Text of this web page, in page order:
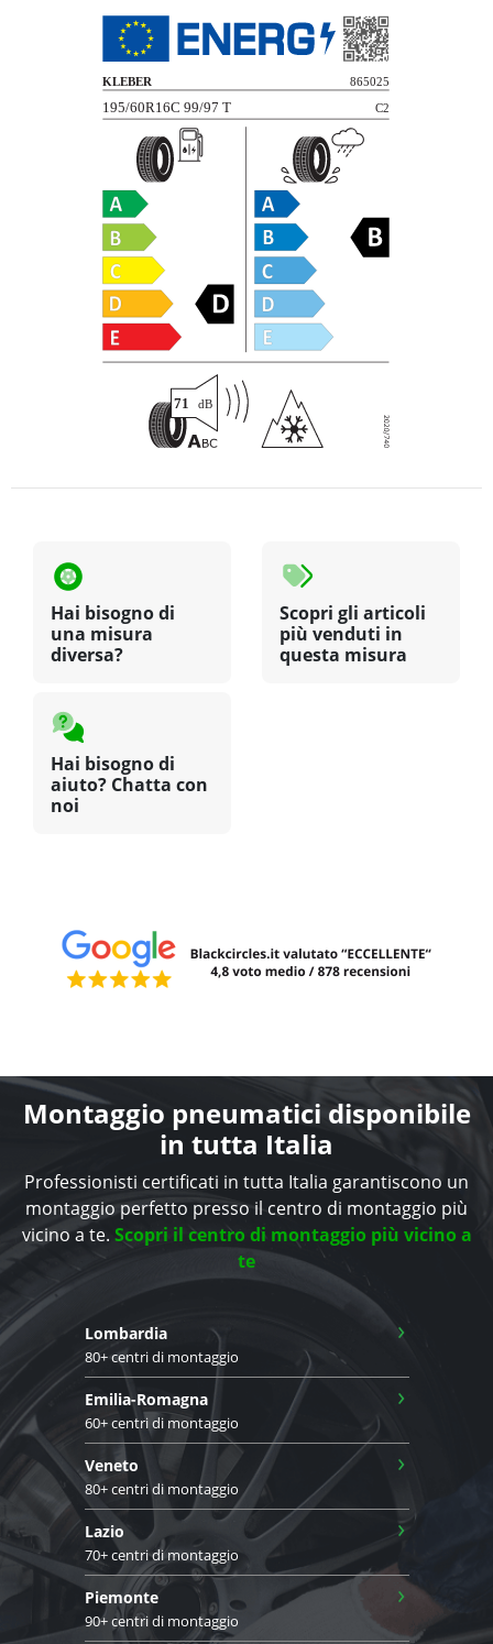
Hai bisogno di
una misura
diversa?
Scopri gli articoli
più venduti in
questa misura
Hai bisogno di
aiuto? Chatta con
noi
Montaggio pneumatici disponibile
in tutta Italia
Professionisti certificati in tutta Italia garantiscono un
montaggio perfetto presso il centro di montaggio più
vicino a te. Scopri il centro di montaggio più vicino a
te
Lombardia
80+ centri di montaggio
›
Emilia-Romagna
60+ centri di montaggio
›
Veneto
80+ centri di montaggio
›
Lazio
70+ centri di montaggio
›
Piemonte
90+ centri di montaggio
›